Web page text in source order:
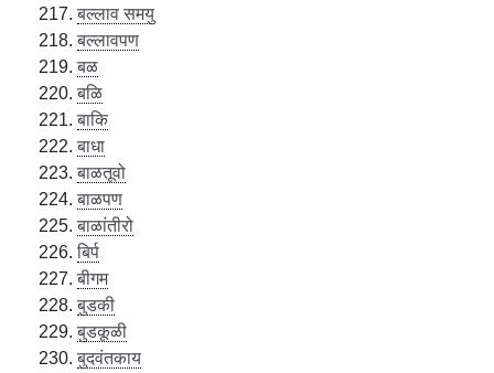
बल्लाव समयु
बल्लावपण
बळ
बळि
बाकि
बाधा
बाळतूवो
बाळपण
बाळांतीरो
बिर्प
बीगम
बुडकी
बुडकूळी
बुदवंतकाय